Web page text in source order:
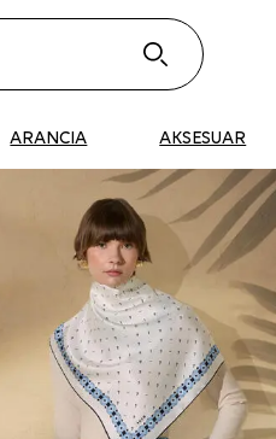
ARANCIA AKSESUAR